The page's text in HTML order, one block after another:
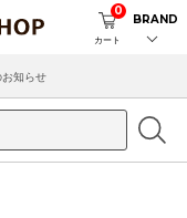
カート
0
BRAND
知らせ
いて